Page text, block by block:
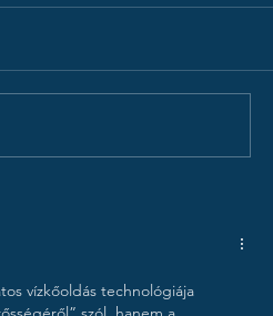
tisztít – meg is óv
vízkőoldás technológiája